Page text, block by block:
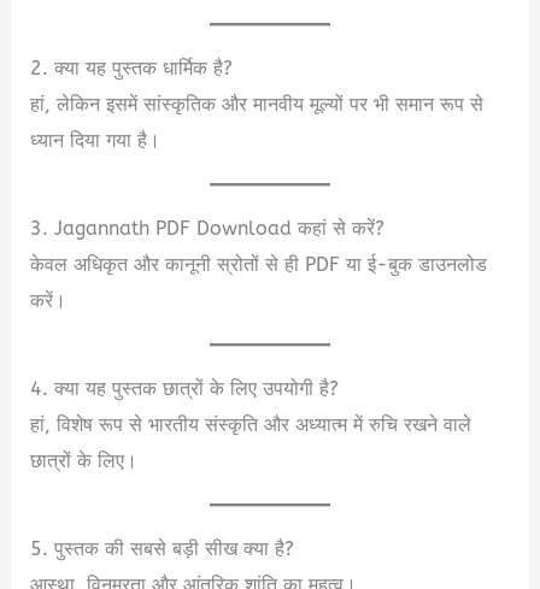
2. क्या यह पुस्तक धार्मिक है?
हां, लेकिन इसमें सांस्कृतिक और मानवीय मूल्यों पर भी समान रूप से
ध्यान दिया गया है।
3. Jagannath PDF Download कहां से करें?
केवल अधिकृत और कानूनी स्रोतों से ही PDF या ई-बुक डाउनलोड
करें।
4. क्या यह पुस्तक छात्रों के लिए उपयोगी है?
हां, विशेष रूप से भारतीय संस्कृति और अध्यात्म में रुचि रखने वाले
छात्रों के लिए।
5. पुस्तक की सबसे बड़ी सीख क्या है?